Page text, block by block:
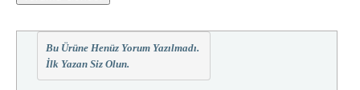
Bu Ürüne Henüz Yorum Yazılmadı.
İlk Yazan Siz Olun.